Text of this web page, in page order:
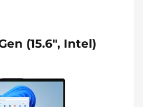
(15.6″, Intel)